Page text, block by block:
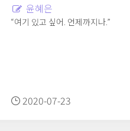
윤혜은
“여기 있고 싶어. 언제까지나.”
2020-07-23